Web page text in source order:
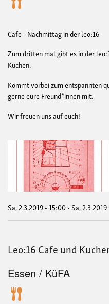
Cafe - Nachmittag in der leo:16
Zum dritten mal gibt es in der
Kuchen.
Kommt vorbei zum entspannten
gerne eure Freund*innen mit.
Wir freuen uns auf euch!
Sa, 2.3.2019 - 15:00-Sa,
Leo:16 Cafe und
Essen / KüFA